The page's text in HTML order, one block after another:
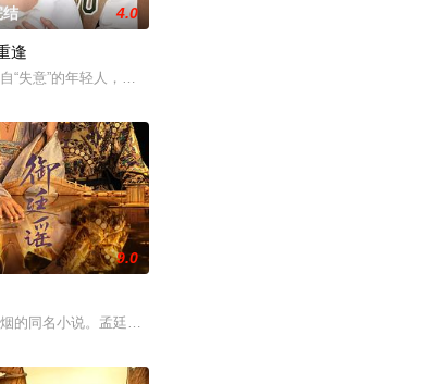
开了锅，村
上》。现代少女奚圆（姜贞羽 饰）因意外踏
4.0
逢
“失意”的年轻人，在沿海小城南安相遇相知，他们决心各展所长创办
有限公司
9.0
的同名小说。孟廷辉，大平王朝有史以来个以女子进士科三元及第